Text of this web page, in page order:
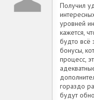
Получил
уровней
кажется,
будто всё
бонусы,
процесс,
гораздо
будут